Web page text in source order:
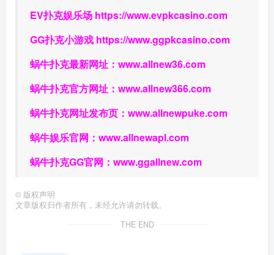
EV扑克娱乐场 https://www.evpkcasino.com
GG扑克小游戏 https://www.ggpkcasino.com
蜗牛扑克最新网址： www.allnew36.com
蜗牛扑克官方网址： www.allnew366.com
蜗牛扑克网址发布页： www.allnewpuke.com
蜗牛娱乐官网： www.allnewapl.com
蜗牛扑克GG官网： www.ggallnew.com
© 版权声明
文章版权归作者所有，未经允许请勿转载。
THE END